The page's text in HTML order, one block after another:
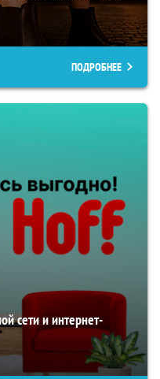
ПОДРОБНЕЕ
сети и интернет-